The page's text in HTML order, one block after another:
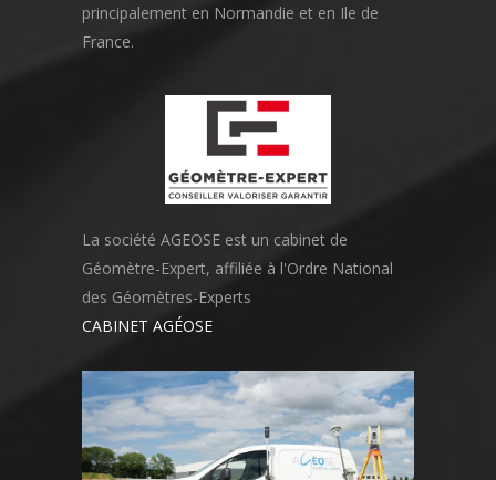
principalement en Normandie et en Ile de
France.
La société AGEOSE est un cabinet de
Géomètre-Expert, affiliée à l'Ordre National
des Géomètres-Experts
CABINET AGÉOSE